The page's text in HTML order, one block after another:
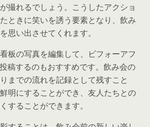
撮れるでしょう。こうしたアクショ
ときに笑いを誘う要素となり、飲み
思い出させてくれます。
板の写真を編集して、ビフォーアフ
稿するのもおすすめです。飲み会の
までの流れを記録として残すこと
明にすることができ、友人たちとの
することができます。